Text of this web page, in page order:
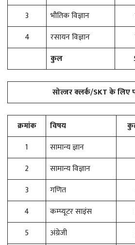
3
भौतिक विज्ञान
4
रसायन विज्ञान
कुल
सोल्जर क्लर्क/SKT के लिए
क्रमांक विषय
1
सामान्य ज्ञान
2
सामान्य विज्ञान
3
गणित
4
कम्प्यूटर साइंस
5
अंग्रेजी